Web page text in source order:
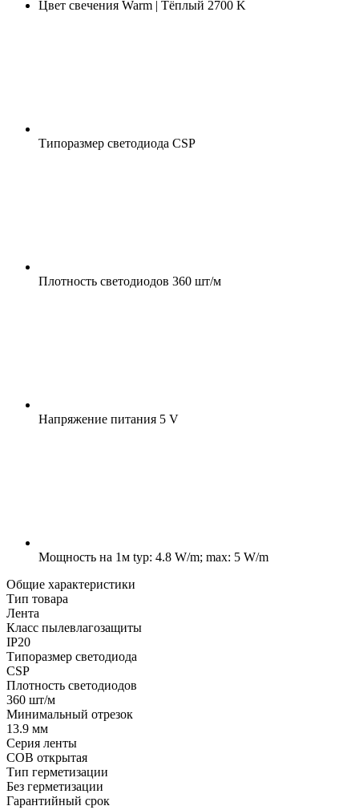
Цвет свечения Warm | Тёплый 2700 K
Типоразмер светодиода CSP
Плотность светодиодов 360 шт/м
Напряжение питания 5 V
Мощность на 1м typ: 4.8 W/m; max: 5 W/m
Общие характеристики
Тип товара
Лента
Класс пылевлагозащиты
IP20
Типоразмер светодиода
CSP
Плотность светодиодов
360 шт/м
Минимальный отрезок
13.9 мм
Серия ленты
COB открытая
Тип герметизации
Без герметизации
Гарантийный срок